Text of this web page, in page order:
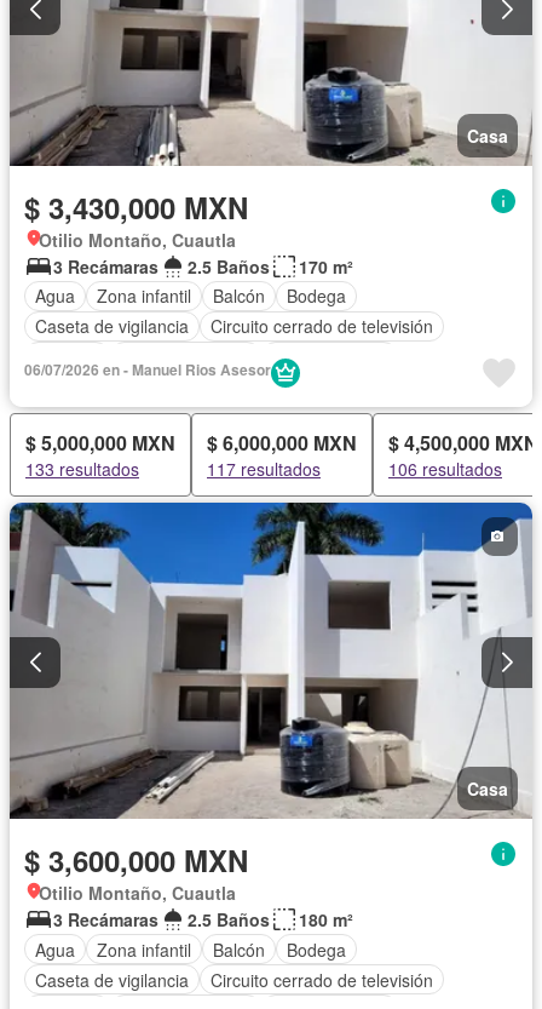
Casa
$ 3,430,000 MXN
Otilio Montaño, Cuautla
3 Recámaras
2.5 Baños
170 m²
Agua
Zona infantil Balcón
Bodega
Caseta de vigilancia
Circuito cerrado de televisión
Cocina integral
Cuarto de servicio
Estacionamiento
Jardín
Seguridad Sin amueblar
06/07/2026 en - Manuel Rios Asesor
$ 5,000,000 MXN
133 resultados
$ 6,000,000 MXN
117 resultados
$ 4,500,000 MXN
106 resultados
Casa
$ 3,600,000 MXN
Otilio Montaño, Cuautla
3 Recámaras
2.5 Baños
180 m²
Agua
Zona infantil Balcón
Bodega
Caseta de vigilancia
Circuito cerrado de televisión